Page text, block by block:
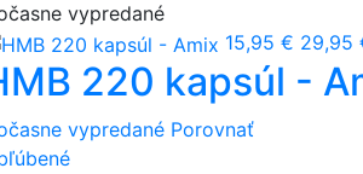
vypredané
15,95 € 29,95
220 kapsúl -
vypredané Porovnať